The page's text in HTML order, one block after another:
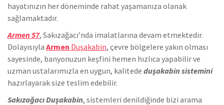
hayatınızın her döneminde rahat yaşamanıza olanak
sağlamaktadır.
Armen 57, Sakızağacı’nda imalatlarına devam etmektedir.
Dolayısıyla Armen Duşakabin, çevre bölgelere yakın olması
sayesinde, banyonuzun keşfini hemen hızlıca yapabilir ve
uzman ustalarımızla en uygun, kalitede duşakabin sistemini
hazırlayarak size teslim edebilir.
Sakızağacı Duşakabin, sistemleri denildiğinde bizi arama